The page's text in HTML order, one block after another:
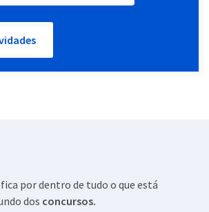
por dentro de tudo o que está
dos concursos.